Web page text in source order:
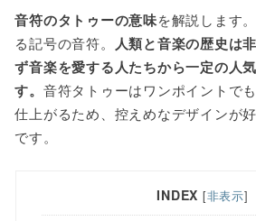
音符のタトゥーの意味を解説します
る記号の音符。
人類と音楽の歴史は
ず音楽を愛する人たちから一定の人
す。 音符タトゥーはワンポイントで
仕上がるため、控えめなデザインが
です。
INDEX [非表示]